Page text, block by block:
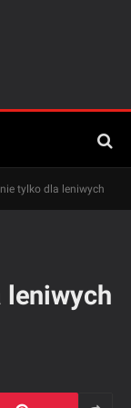
tylko dla leniwych
leniwych